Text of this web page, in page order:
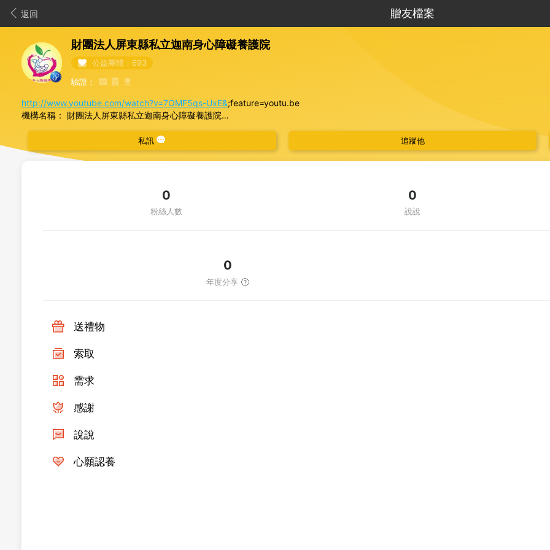
返回 贈友檔案
財團法人屏東縣私立迦南身心障礙養護院
公益團體：693
驗證：
http://www.youtube.com/watch?v=7OMF5qs-UxE&;feature=youtu.be
機構名稱： 財團法人屏東縣私立迦南身心障礙養護院
立案字號： 屏府社助字第0960253289
「以愛為出發點，守護清寒低收入戶植物人、無依老憨兒」，財團法人屏東縣私立迦南身心障礙養護院，為安置生活自理能力缺損的極重
人，其中約有九成為政府轉介安置的清寒低收入戶身心障礙族群。 迦南，以「尊重生命，讓身心障礙者活得有尊嚴。」為宗旨，並以「深
於此而能深入耕耘地方，讓社區因為此得到福氣。即便迦南在社會資源不足的情形下，仍願持守初衷，盡心盡力，一如基督信 仰所期待於
(1)日常生活起居照顧
(2)復健治療
(3)健康照護
(4)身體評估
(5)衛教諮詢
(6)疾病預防
(1)生活自理訓練
(3)簡易工作訓練
(5)休閒活動安排
私訊 追蹤他
0
粉絲人數
0
說說
0
年度分享
送禮物
索取
需求
感謝
說說
心願認養